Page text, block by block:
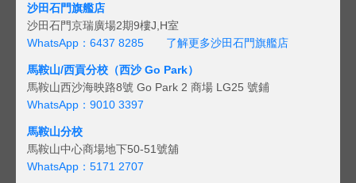
沙田石門旗艦店
沙田石門京瑞廣場2期9樓J,H室
WhatsApp：6437 8285
了解更多沙田石門旗艦店
馬鞍山/西貢分校（西沙 Go Park）
馬鞍山西沙海映路8號 Go Park 2 商場 LG25 號鋪
WhatsApp：9010 3397
馬鞍山分校
馬鞍山中心商場地下50-51號舖
WhatsApp：5171 2707